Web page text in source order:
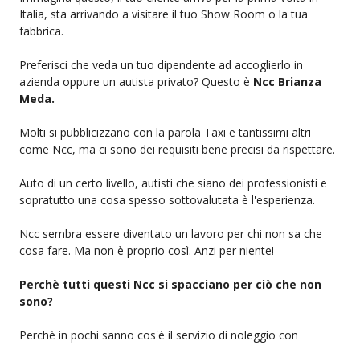
Italia, sta arrivando a visitare il tuo Show Room o la tua
fabbrica.
Preferisci che veda un tuo dipendente ad accoglierlo in
azienda oppure un autista privato? Questo è Ncc Brianza
Meda.
Molti si pubblicizzano con la parola Taxi e tantissimi altri
come Ncc, ma ci sono dei requisiti bene precisi da rispettare.
Auto di un certo livello, autisti che siano dei professionisti e
sopratutto una cosa spesso sottovalutata è l'esperienza.
Ncc sembra essere diventato un lavoro per chi non sa che
cosa fare. Ma non è proprio così. Anzi per niente!
Perchè tutti questi Ncc si spacciano per ciò che non
sono?
Perchè in pochi sanno cos'è il servizio di noleggio con